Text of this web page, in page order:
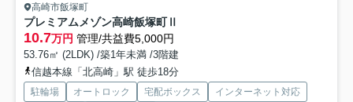
高崎市飯塚町
プレミアムメゾン高崎飯塚町Ⅱ
10.7万円 管理/共益費5,000円
53.76㎡ (2LDK) /築1年未満 /3階建
信越本線「北高崎」駅 徒歩18分
駐輪場 オートロック 宅配ボックス
インターネット対応